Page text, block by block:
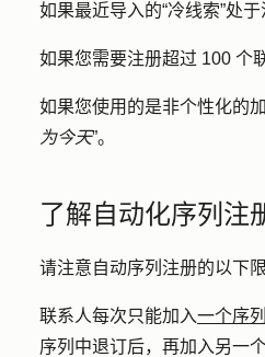
如果最近导入的“冷线索”处于
如果您需要注册超过 100 个
如果您使用的是非个性化的
为今天”。
了解自动化序列注
请注意自动序列注册的以下限
联系人每次只能加入一个序列
序列中退订后，再加入另一个